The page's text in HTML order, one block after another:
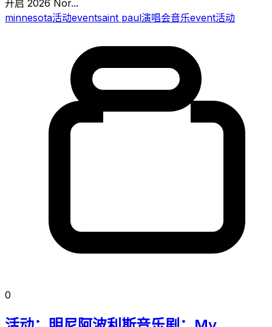
开启 2026 Nor...
minnesota活动eventsaint paul演唱会音乐event活动
0